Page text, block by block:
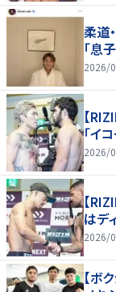
柔道
「息
2026/
【
「イ
2026/
【
はデ
2026/
【ボ